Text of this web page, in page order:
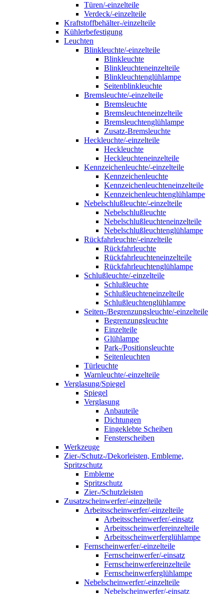
Türen/-einzelteile
Verdeck/-einzelteile
Kraftstoffbehälter-/einzelteile
Kühlerbefestigung
Leuchten
Blinkleuchte/-einzelteile
Blinkleuchte
Blinkleuchteneinzelteile
Blinkleuchtenglühlampe
Seitenblinkleuchte
Bremsleuchte/-einzelteile
Bremsleuchte
Bremsleuchteneinzelteile
Bremsleuchtenglühlampe
Zusatz-Bremsleuchte
Heckleuchte/-einzelteile
Heckleuchte
Heckleuchteneinzelteile
Kennzeichenleuchte/-einzelteile
Kennzeichenleuchte
Kennzeichenleuchteneinzelteile
Kennzeichenleuchtenglühlampe
Nebelschlußleuchte/-einzelteile
Nebelschlußleuchte
Nebelschlußleuchteneinzelteile
Nebelschlußleuchtenglühlampe
Rückfahrleuchte/-einzelteile
Rückfahrleuchte
Rückfahrleuchteneinzelteile
Rückfahrleuchtenglühlampe
Schlußleuchte/-einzelteile
Schlußleuchte
Schlußleuchteneinzelteile
Schlußleuchtenglühlampe
Seiten-/Begrenzungsleuchte/-einzelteile
Begrenzungsleuchte
Einzelteile
Glühlampe
Park-/Positionsleuchte
Seitenleuchten
Türleuchte
Warnleuchte/-einzelteile
Verglasung/Spiegel
Spiegel
Verglasung
Anbauteile
Dichtungen
Eingeklebte Scheiben
Fensterscheiben
Werkzeuge
Zier-/Schutz-/Dekorleisten, Embleme,
Spritzschutz
Embleme
Spritzschutz
Zier-/Schutzleisten
Zusatzscheinwerfer/-einzelteile
Arbeitsscheinwerfer/-einzelteile
Arbeitsscheinwerfer/-einsatz
Arbeitsscheinwerfereinzelteile
Arbeitsscheinwerferglühlampe
Fernscheinwerfer/-einzelteile
Fernscheinwerfer/-einsatz
Fernscheinwerfereinzelteile
Fernscheinwerferglühlampe
Nebelscheinwerfer/-einzelteile
Nebelscheinwerfer/-einsatz